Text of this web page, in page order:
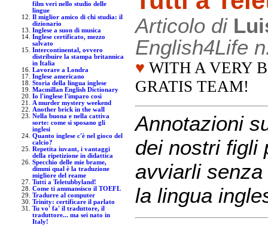
film veri nello studio delle
lingue
Il miglior amico di chi studia: il
dizionario
Inglese a suon di musica
Inglese certificato, mezzo
salvato
Intercontinental, ovvero
distribuire la stampa britannica
in Italia
Lavorare a Londra
Inglese americano
Storia della lingua inglese
Macmillan English Dictionary
Io l'inglese l'imparo così
A murder mystery weekend
Another brick in the wall
Nella buona e nella cattiva
sorte: come si sposano gli
inglesi
Quanto inglese c'è nel gioco del
calcio?
Repetita iuvant, i vantaggi
della ripetizione in didattica
Specchio delle mie brame,
dimmi qual è la traduzione
migliore del reame
Tutti a Teletubbyland!
Come ti ammansisco il TOEFL
Tradurre al computer
Trinity: certificare il parlato
Tu vo' fa' il traduttore, il
traduttore... ma sei nato in
Italy!
Articolo di
English4Life
♥ WITH A VERY
GRATIS TEAM!
Annotazioni
dei nostri figli
avviarli
la lingua